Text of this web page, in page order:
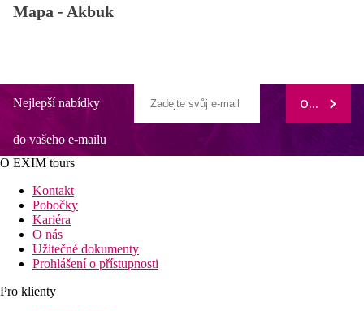
Mapa - Akbuk
Nejlepší nabídky
do vašeho e-mailu
ODEBÍRAT
O EXIM tours
Kontakt
Pobočky
Kariéra
O nás
Užitečné dokumenty
Prohlášení o přístupnosti
Pro klienty